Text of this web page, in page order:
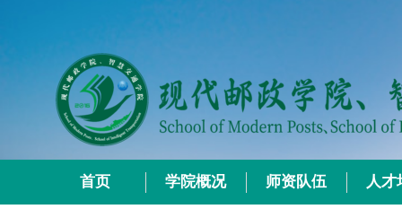
首页 学院概况 师资队伍 人才